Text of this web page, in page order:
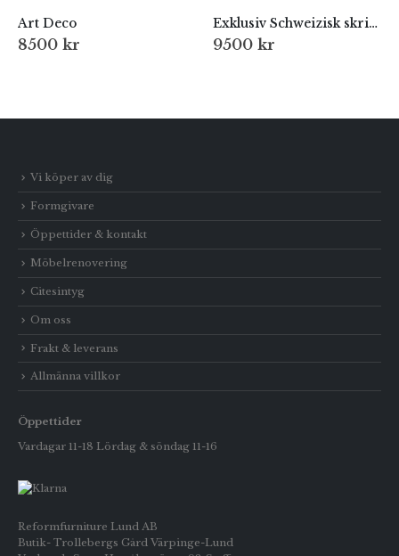
Art Deco
8500 kr
Exklusiv Schweizisk skrivbordslampa
9500 kr
Vi köper av dig
Formgivare
Öppettider & kontakt
Möbelrenovering
Citesintyg
Om oss
Frakt & leverans
Allmänna villkor
Öppettider
Vardagar 11-18 Lördag & söndag 11-16
Reformfurniture Lund AB
Butik- Trollebergs Gård Värpinge-Lund